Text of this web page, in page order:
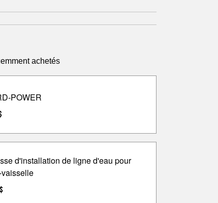
achetés
POWER
d'installation de ligne d'eau pour